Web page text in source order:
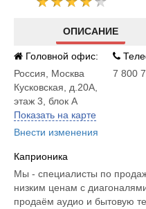
ОПИСАНИЕ
Головной офис:
Россия
Москва
Кусковская, д.20А,
этаж 3, блок А
Показать на карте
Внести изменения
7 800
Каприоника
Мы - специалисты по
низким ценам с
продаём аудио и бытовую